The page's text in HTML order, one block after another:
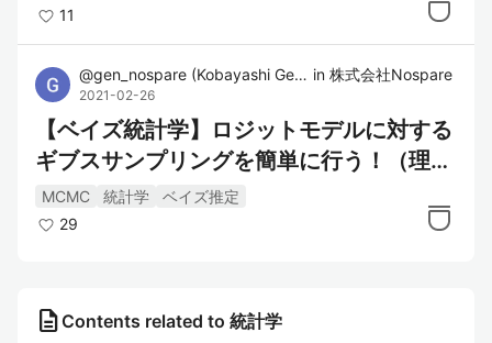
11
@gen_nospare (Kobayashi Genya )
in 株式会社Nospare
2021-02-26
【ベイズ統計学】ロジットモデルに対する
ギブスサンプリングを簡単に行う！（理論
編）
MCMC 統計学
ベイズ推定
29
description Contents related to 統計学